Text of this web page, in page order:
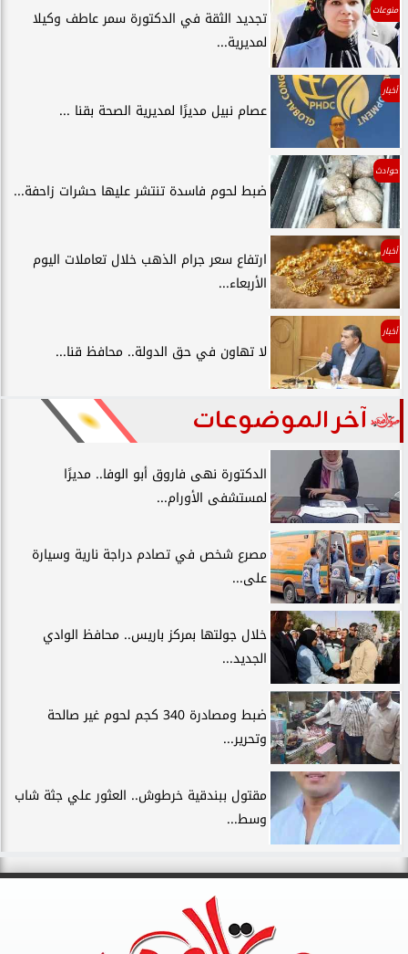
منوعات
تجديد الثقة في الدكتورة سمر عاطف وكيلا
لمديرية...
أخبار
عصام نبيل مديرًا لمديرية الصحة بقنا ...
حوادث
ضبط لحوم فاسدة تنتشر عليها حشرات زاحفة...
أخبار
ارتفاع سعر جرام الذهب خلال تعاملات اليوم
الأربعاء...
أخبار
لا تهاون في حق الدولة.. محافظ قنا...
آخر الموضوعات
الدكتورة نهى فاروق أبو الوفا.. مديرًا
لمستشفى الأورام...
مصرع شخص في تصادم دراجة نارية وسيارة
على...
خلال جولتها بمركز باريس.. محافظ الوادي
الجديد...
ضبط ومصادرة 340 كجم لحوم غير صالحة
وتحرير...
مقتول ببندقية خرطوش.. العثور علي جثة شاب
وسط...